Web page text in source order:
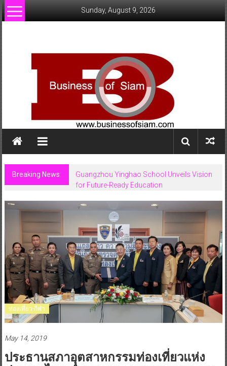
Skip
to
Sunday, August 9, 2026
Breaking News:
Guangzhou Yinghao School Unveils Vision
for Future-Ready Education
ท่องเที่ยว-กีฬา
May 14, 2019
ประธานสภาอุตสาหกรรมท่องเที่ยวแห่ง